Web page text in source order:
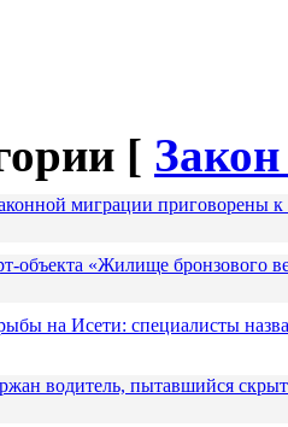
[
миграции приговорены
объекта «Жилище бронзового
на Исети: специалисты
водитель, пытавшийся